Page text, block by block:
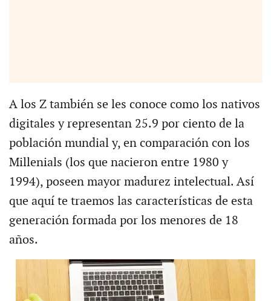
A los Z también se les conoce como los nativos
digitales y representan 25.9 por ciento de la
población mundial y, en comparación con los
Millenials (los que nacieron entre 1980 y
1994), poseen mayor madurez intelectual. Así
que aquí te traemos las características de esta
generación formada por los menores de 18
años.